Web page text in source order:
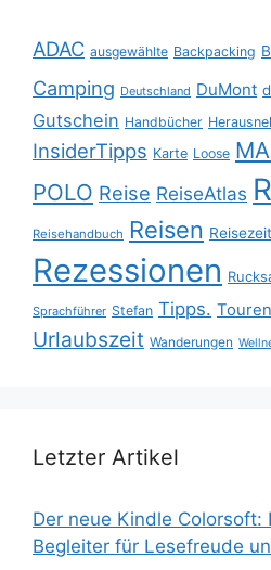
ADAC ausgewählte Backpacking
Camping Deutschland DuMont
Gutschein Handbücher
InsiderTipps Karte Loose
POLO Reise ReiseAtlas
Reisehandbuch Reisen Reisezeit
Rezessionen
Sprachführer Stefan Tipps.
Urlaubszeit Wanderungen
Letzter Artikel
Der neue Kindle Colorsoft:
Begleiter für Lesefreude